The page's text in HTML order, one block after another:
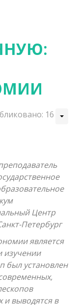
16
Центр
Петербург
является
изучении
был установлен
и выводятся в